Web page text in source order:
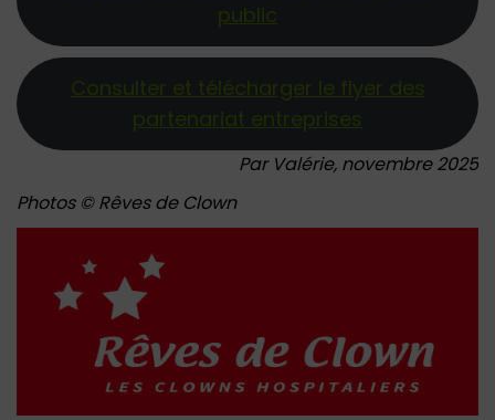
public
Consulter et télécharger le flyer des
partenariat entreprises
Par Valérie, novembre 2025
Photos © Rêves de Clown